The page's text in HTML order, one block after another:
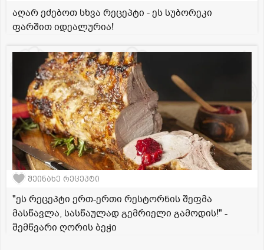
აღარ ეძებოთ სხვა რეცეპტი - ეს სუბორეკი
ფარშით იდეალურია!
შეინახე რეცეპტი
"ეს რეცეპტი ერთ-ერთი რესტორნის შეფმა
მასწავლა, სასწაულად გემრიელი გამოდის!" -
შემწვარი ღორის ბეჭი